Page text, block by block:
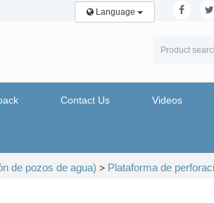
Language
Contact Us Videos
de pozos de agua) > Plataforma de